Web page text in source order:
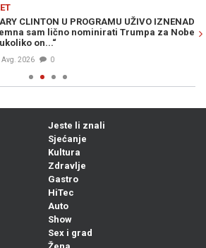
UŽIVO IZNENADILA JAVNOST:
Trumpa za Nobelovu nagradu za
Jeste li znali
Sjećanje
Kultura
Zdravlje
Gastro
HiTec
Auto
Show
Sex i grad